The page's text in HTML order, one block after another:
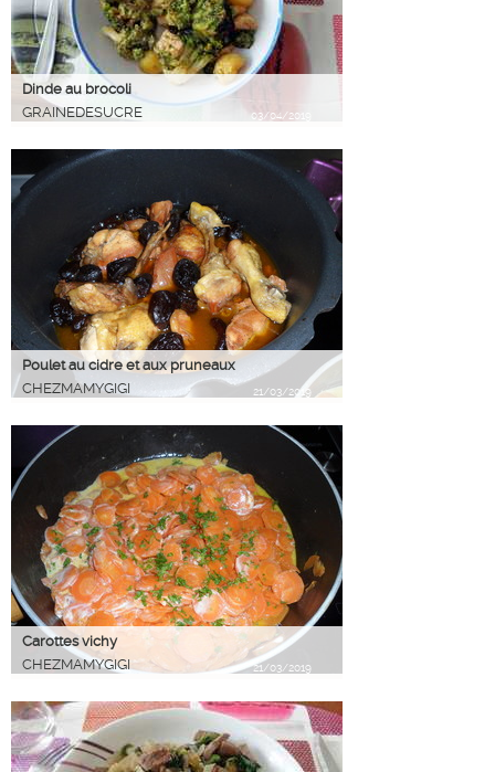
Dinde au brocoli
GRAINEDESUCRE
03/04/2019
Poulet au cidre et aux pruneaux
CHEZMAMYGIGI
21/03/2019
Carottes vichy
CHEZMAMYGIGI
21/03/2019